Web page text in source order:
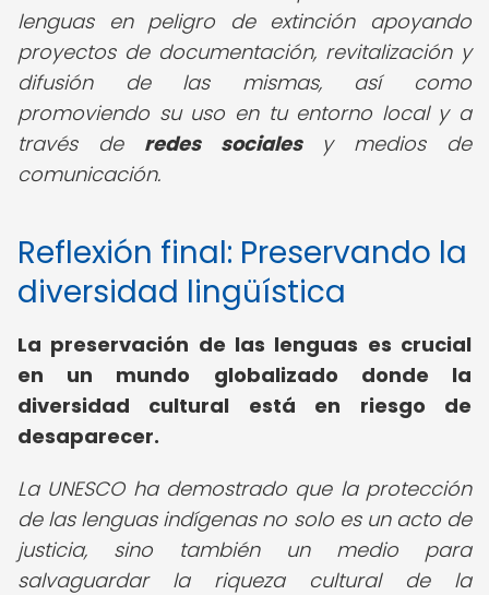
lenguas en peligro de extinción apoyando
proyectos de documentación, revitalización y
difusión de las mismas, así como
promoviendo su uso en tu entorno local y a
través de redes socialesy medios de
comunicación.
Reflexión final: Preservando la
diversidad lingüística
La preservación de las lenguas es crucial
en un mundo globalizado donde la
diversidad cultural está en riesgo de
desaparecer.
La UNESCO ha demostrado que la protección
de las lenguas indígenas no solo es un acto de
justicia, sino también un medio para
salvaguardar la riqueza cultural de la